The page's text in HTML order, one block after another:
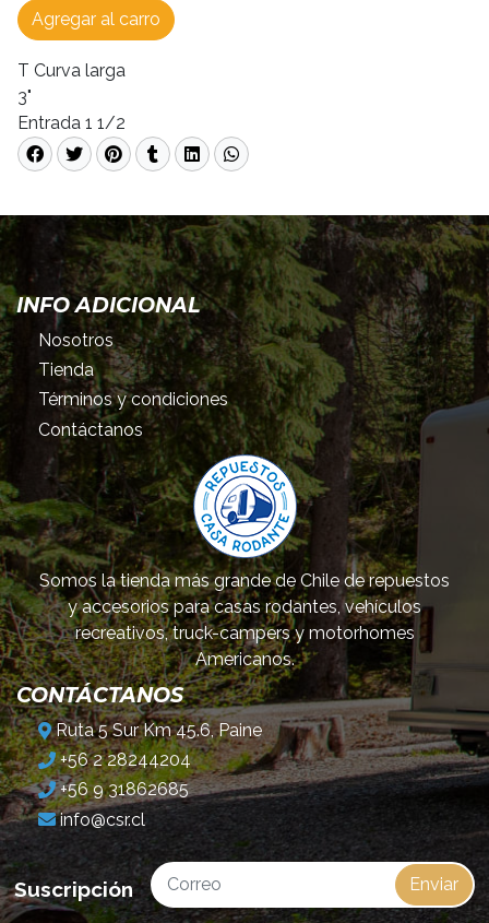
Agregar al carro
T Curva larga
3"
Entrada 1 1/2
INFO ADICIONAL
Nosotros
Tienda
Términos y condiciones
Contáctanos
Somos la tienda más grande de Chile de repuestos
y accesorios para casas rodantes, vehículos
recreativos, truck-campers y motorhomes
Americanos.
CONTÁCTANOS
Ruta 5 Sur Km 45.6, Paine
+56 2 28244204
+56 9 31862685
info@csr.cl
Suscripción Enviar